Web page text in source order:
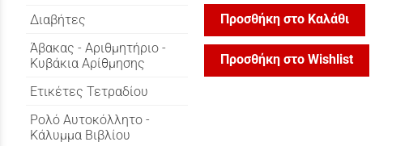
Διαβήτες
Άβακας - Αριθμητήριο -
Κυβάκια Αρίθμησης
Ετικέτες Τετραδίου
Ρολό Αυτοκόλλητο -
Κάλυμμα Βιβλίου
Προσθήκη στο Καλάθι
Προσθήκη στο Wishlist